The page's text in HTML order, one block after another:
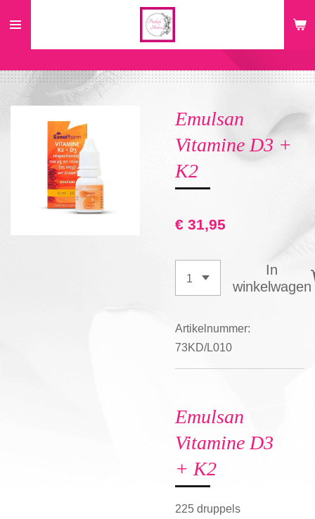
de
hoofdinhoud
Emulsan
Vitamine D3 +
K2
€ 31,95
In
winkelwagen
Artikelnummer:
73KD/L010
Emulsan
Vitamine D3
+ K2
225 druppels